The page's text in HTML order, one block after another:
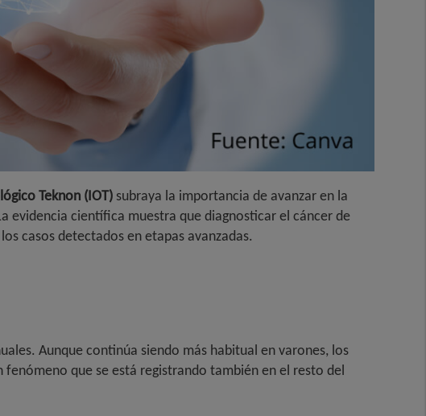
Teknon (IOT)subraya la importancia de avanzar en la
evidencia científica muestra que diagnosticar el cáncer de
casos detectados en etapas avanzadas.
Aunque continúa siendo más habitual en varones, los
que se está registrando también en el resto del